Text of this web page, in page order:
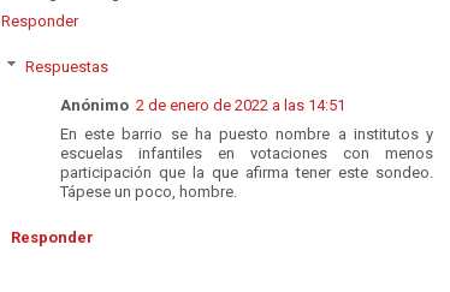
Responder
Respuestas
Anónimo 2 de enero de 2022 a las 14:51
En este barrio se ha puesto nombre a institutos y
escuelas infantiles en votaciones con menos
participación que la que afirma tener este sondeo.
Tápese un poco, hombre.
Responder